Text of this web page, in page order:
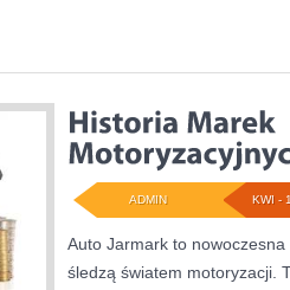
KWI -
ADMIN
Auto Jarmark to
śledzą światem motoryzacji.